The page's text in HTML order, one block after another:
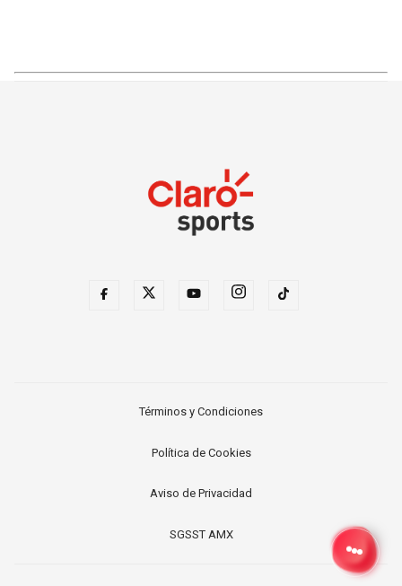
Términos y Condiciones
Política de Cookies
Aviso de Privacidad
SGSST AMX